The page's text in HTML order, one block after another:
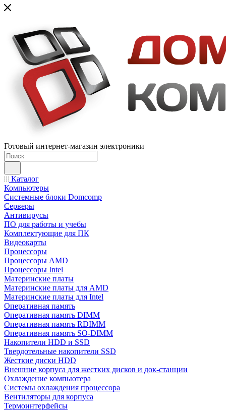
Готовый интернет-магазин электроники
Каталог
Компьютеры
Системные блоки Domcomp
Серверы
Антивирусы
ПО для работы и учебы
Комплектующие для ПК
Видеокарты
Процессоры
Процессоры AMD
Процессоры Intel
Материнские платы
Материнские платы для AMD
Материнские платы для Intel
Оперативная память
Оперативная память DIMM
Оперативная память RDIMM
Оперативная память SO-DIMM
Накопители HDD и SSD
Твердотельные накопители SSD
Жесткие диски HDD
Внешние корпуса для жестких дисков и док-станции
Охлаждение компьютера
Системы охлаждения процессора
Вентиляторы для корпуса
Термоинтерфейсы